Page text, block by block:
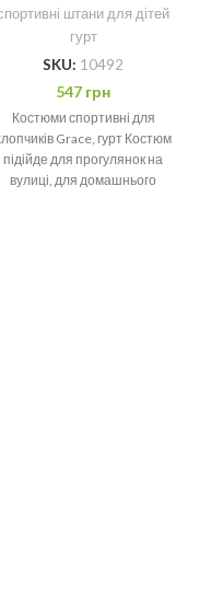
штани для дітей
гурт
SKU: 10492
547 грн
Костюми спортивні для
Grace, гурт Костюм
підійде для прогулянок на
вулиці, для домашнього